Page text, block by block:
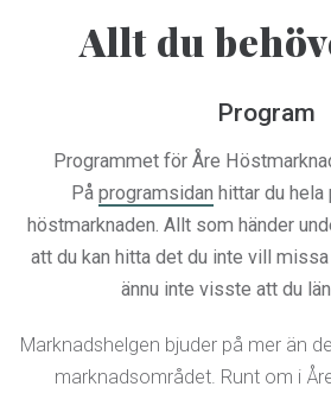
Allt du
Program
Programmet för Åre
På programsidan hittar du
höstmarknaden. Allt som händer
att du kan hitta det du inte vill
ännu inte visste att du
Marknadshelgen bjuder på mer än
marknadsområdet. Runt om i